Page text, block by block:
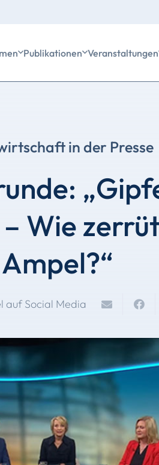
Publikationen Veranstaltungen
in der Presse
Wie
Ampel?“
auf Social Media